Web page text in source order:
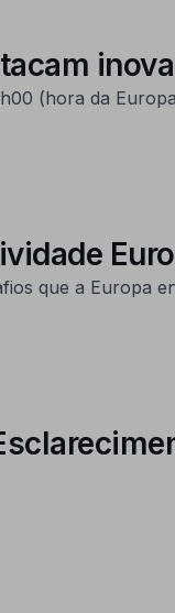
(hora da
que a Europa